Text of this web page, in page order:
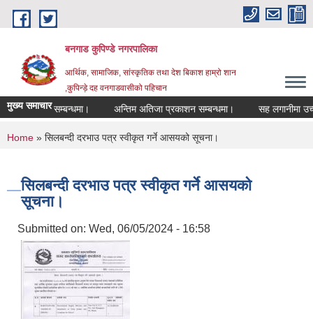
Skip to main content
बनगाड कुपिण्डे नगरपालिका
आर्थिक, सामाजिक, सांस्कृतिक तथा देश बिकाश हाम्रो शान
,कुपिन्ड़े दह वनगाडवासीको पहिचान
मुख्य समाचार
गरिएको सम्बन्धमा। अन्तिम अतिजा प्रकाशन सम्बन्धमा। सह लगानीमा उच्च
You are here
Home » सिलबन्दी दरभाउ पत्र स्वीकृत गर्ने आसयको सूचना।
सिलबन्दी दरभाउ पत्र स्वीकृत गर्ने आसयको
सूचना।
Submitted on: Wed, 06/05/2024 - 16:58